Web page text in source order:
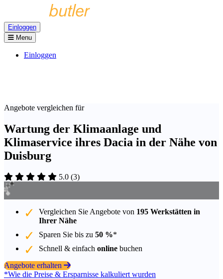
Einloggen
Menu
Einloggen
Angebote vergleichen für
Wartung der Klimaanlage und
Klimaservice ihres Dacia in der Nähe von
Duisburg
5.0 (3)
Vergleichen Sie Angebote von 195 Werkstätten in
Ihrer Nähe
Sparen Sie bis zu 50 %*
Schnell & einfach online buchen
Angebote erhalten
*Wie die Preise & Ersparnisse kalkuliert wurden